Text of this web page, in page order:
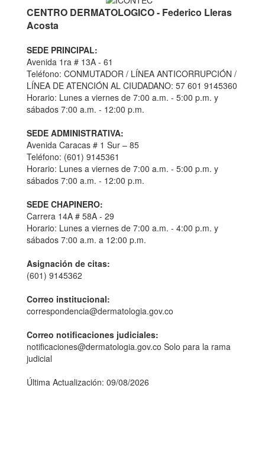
CENTRO DERMATOLOGICO - Federico Lleras
Acosta
SEDE PRINCIPAL:
Avenida 1ra # 13A - 61
Teléfono: CONMUTADOR / LÍNEA ANTICORRUPCIÓN /
LÍNEA DE ATENCIÓN AL CIUDADANO: 57 601 9145360
Horario: Lunes a viernes de 7:00 a.m. - 5:00 p.m. y
sábados 7:00 a.m. - 12:00 p.m.
SEDE ADMINISTRATIVA:
Avenida Caracas # 1 Sur – 85
Teléfono: (601) 9145361
Horario: Lunes a viernes de 7:00 a.m. - 5:00 p.m. y
sábados 7:00 a.m. - 12:00 p.m.
SEDE CHAPINERO:
Carrera 14A # 58A - 29
Horario: Lunes a viernes de 7:00 a.m. - 4:00 p.m. y
sábados 7:00 a.m. a 12:00 p.m.
Asignación de citas:
(601) 9145362
Correo institucional:
correspondencia@dermatologia.gov.co
Correo notificaciones judiciales:
notificaciones@dermatologia.gov.co Solo para la rama
judicial
Última Actualización: 09/08/2026